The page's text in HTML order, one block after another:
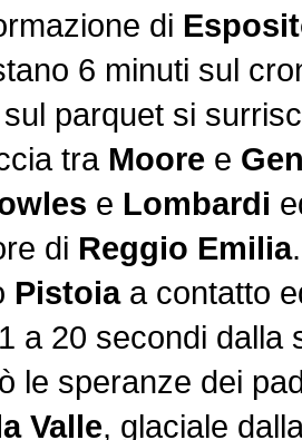
di
6 minuti sul
parquet si
tra Moore e
e Lombardi
di Reggio Emilia
Pistoiaa contatto
a 20 secondi dalla
le speranze dei
Valle, glaciale